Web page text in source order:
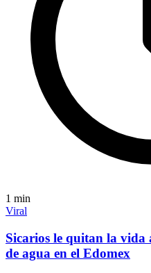
1 min
Viral
Sicarios le quitan la vida
de agua en el Edomex